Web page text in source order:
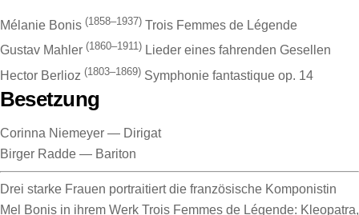
Mélanie Bonis (1858–1937) Trois Femmes de Légende
Gustav Mahler (1860–1911) Lieder eines fahrenden Gesellen
Hector Berlioz (1803–1869) Symphonie fantastique op. 14
Besetzung
Corinna Niemeyer — Dirigat
Birger Radde — Bariton
Drei starke Frauen portraitiert die französische Komponistin
Mel Bonis in ihrem Werk Trois Femmes de Légende: Kleopatra,